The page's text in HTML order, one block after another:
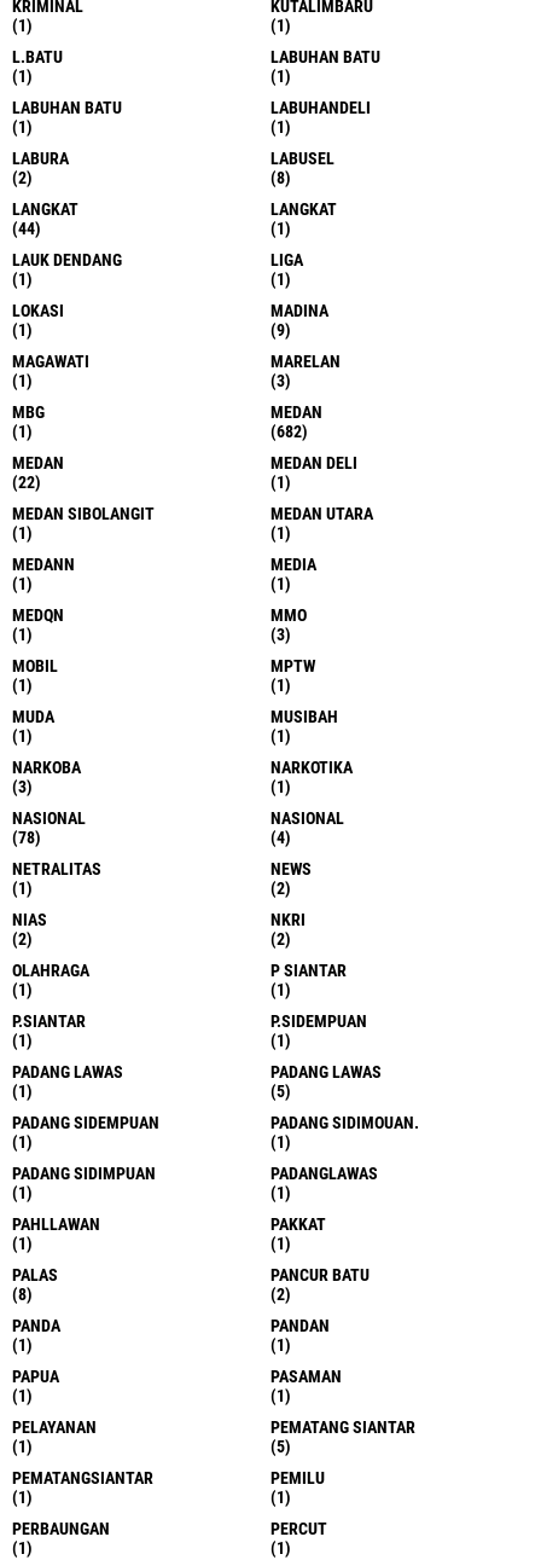
KRIMINAL
(1)
KUTALIMBARU
(1)
L.BATU
(1)
LABUHAN BATU
(1)
LABUHAN BATU
(1)
LABUHANDELI
(1)
LABURA
(2)
LABUSEL
(8)
LANGKAT
(44)
LANGKAT
(1)
LAUK DENDANG
(1)
LIGA
(1)
LOKASI
(1)
MADINA
(9)
MAGAWATI
(1)
MARELAN
(3)
MBG
(1)
MEDAN
(682)
MEDAN
(22)
MEDAN DELI
(1)
MEDAN SIBOLANGIT
(1)
MEDAN UTARA
(1)
MEDANN
(1)
MEDIA
(1)
MEDQN
(1)
MMO
(3)
MOBIL
(1)
MPTW
(1)
MUDA
(1)
MUSIBAH
(1)
NARKOBA
(3)
NARKOTIKA
(1)
NASIONAL
(78)
NASIONAL
(4)
NETRALITAS
(1)
NEWS
(2)
NIAS
(2)
NKRI
(2)
OLAHRAGA
(1)
P SIANTAR
(1)
P.SIANTAR
(1)
P.SIDEMPUAN
(1)
PADANG LAWAS
(1)
PADANG LAWAS
(5)
PADANG SIDEMPUAN
(1)
PADANG SIDIMOUAN.
(1)
PADANG SIDIMPUAN
(1)
PADANGLAWAS
(1)
PAHLLAWAN
(1)
PAKKAT
(1)
PALAS
(8)
PANCUR BATU
(2)
PANDA
(1)
PANDAN
(1)
PAPUA
(1)
PASAMAN
(1)
PELAYANAN
(1)
PEMATANG SIANTAR
(5)
PEMATANGSIANTAR
(1)
PEMILU
(1)
PERBAUNGAN
(1)
PERCUT
(1)